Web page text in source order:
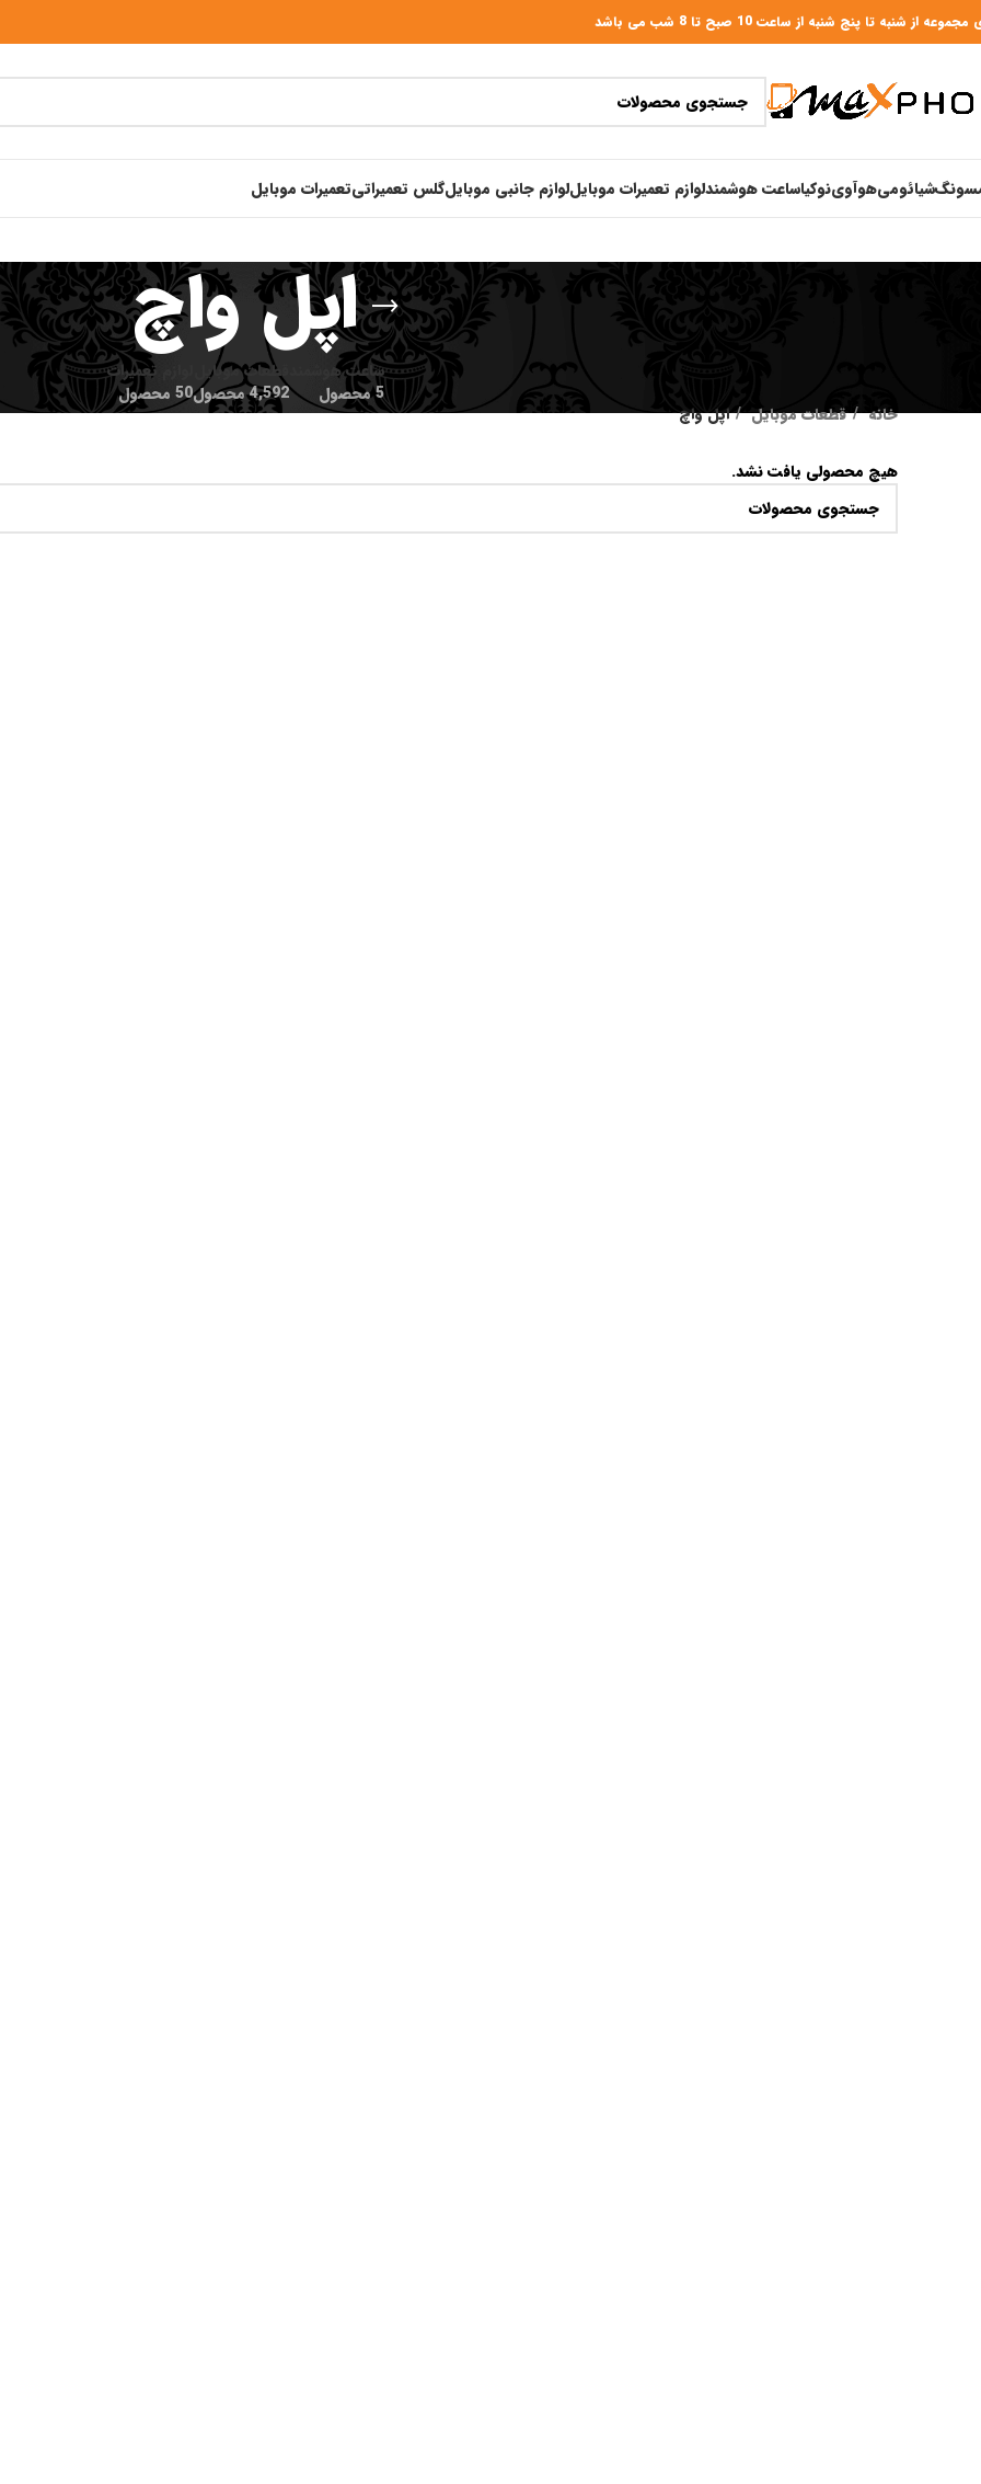
از شنبه تا پنج شنبه از ساعت 10 صبح تا 8 شب می باشد
شیائومیهوآوینوکیاساعت هوشمندلوازم تعمیرات موبایللوازم جانبی موبایلگلس تعمیراتیتعمیرات موبایل
اپل واچ
ساعت هوشمند
5 محصول
قطعات موبایل
4,592 محصول
لوازم تعمیرات
50 محصول
خانه
قطعات موبایل اپل واچ
هیچ محصولی یافت نشد.